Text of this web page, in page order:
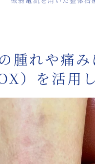
腫れや痛
）を活用